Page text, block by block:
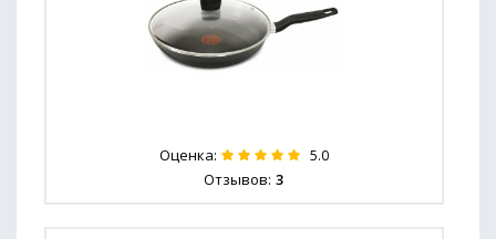
Оценка: 5.0
Отзывов: 3